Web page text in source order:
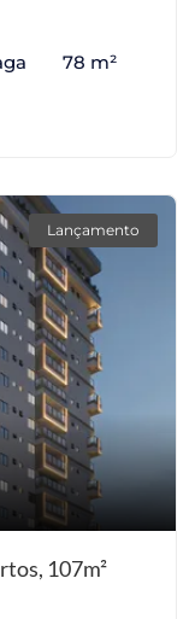
78 m²
Lançamento
107m²